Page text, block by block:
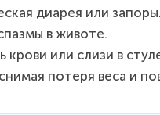
диарея или запоры.
в животе.
крови или слизи в
потеря веса и